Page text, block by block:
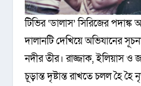
টিভির ‘ডালাস’ সিরিজের
দালানটি দেখিয়ে অভিযানের
নদীর তীর। রাজ্জাক, ইলিয়াস ও
চূড়ান্ত দৃষ্টান্ত রাখতে চলল হৈ